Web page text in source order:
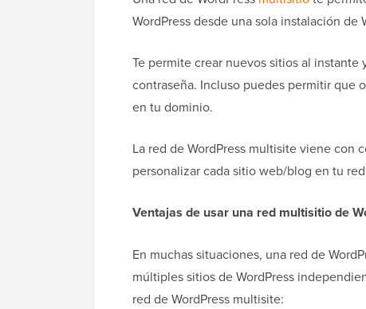
WordPress desde una sola instalación de
Te permite crear nuevos sitios al
contraseña. Incluso puedes permitir que
en tu dominio.
La red de WordPress multisite viene con
personalizar cada sitio web/blog en tu
Ventajas de usar una red multisitio de
En muchas situaciones, una red de
múltiples sitios de WordPress
red de WordPress multisite: